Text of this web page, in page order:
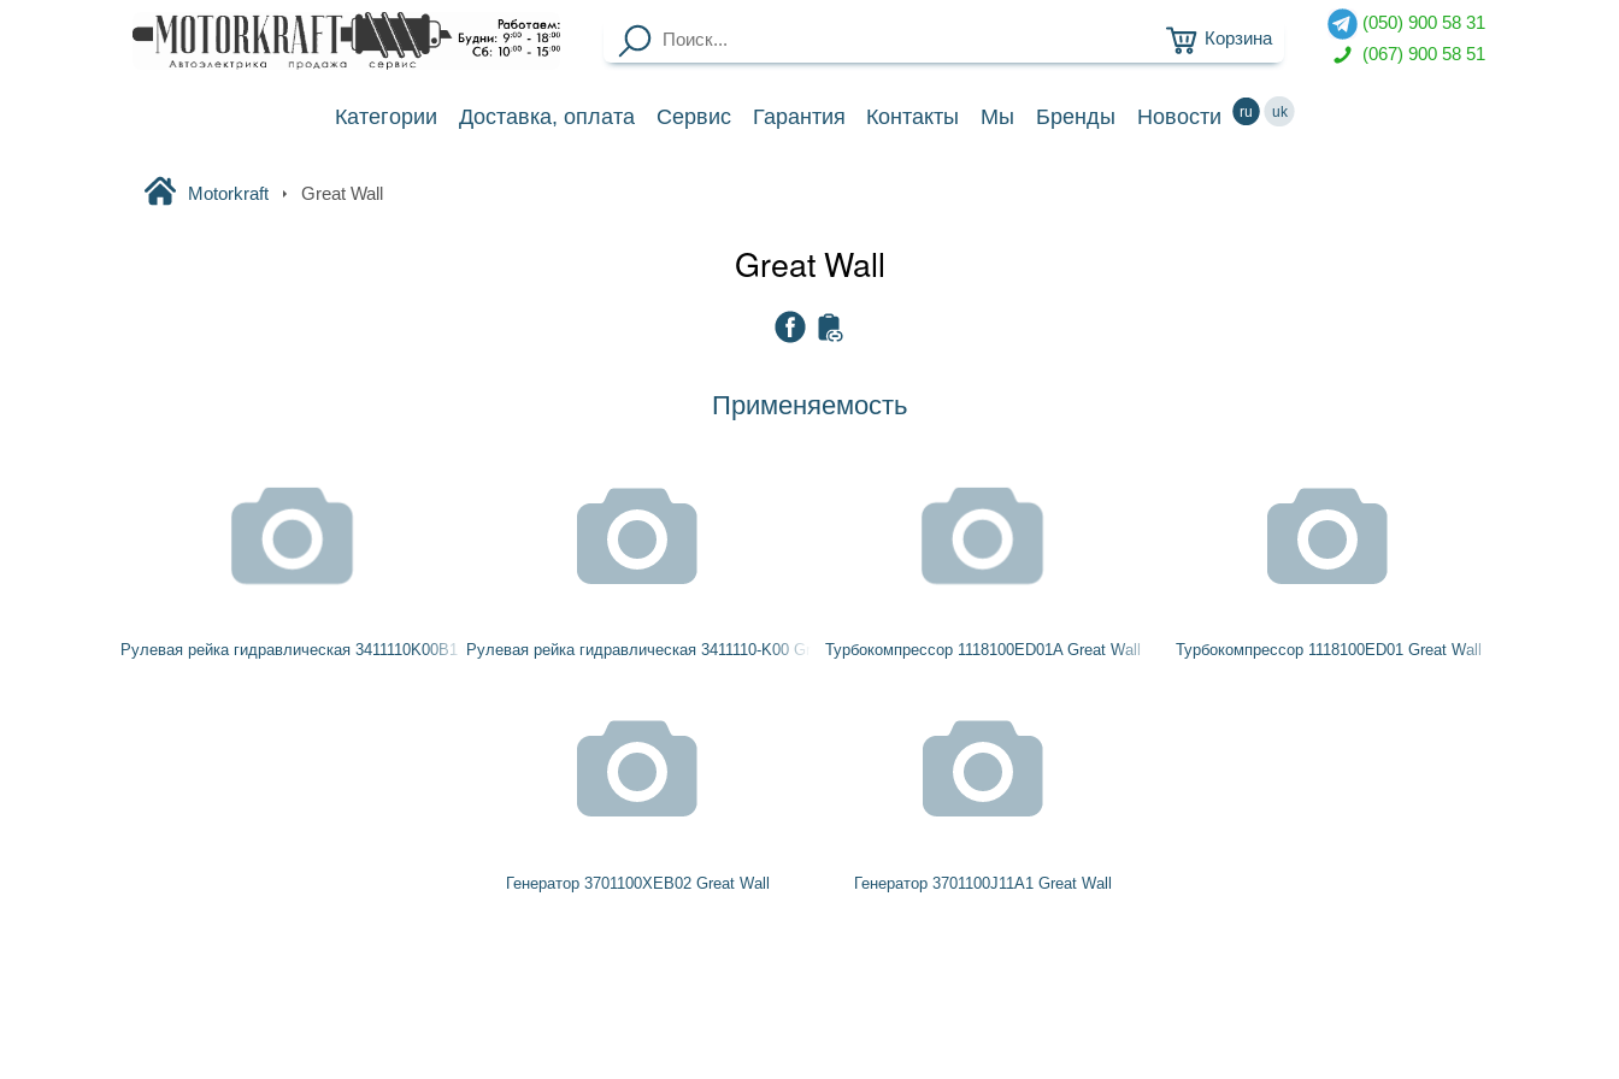
(050) 900 58 31
(067) 900 58 51
Категории Доставка, оплата Сервис Гарантия Контакты Мы Бренды Новости ru uk
Корзина
Motorkraft Great Wall
Great Wall
Применяемость
Рулевая рейка гидравлическая 3411110K00B1 Great WallРулевая рейка гидравлическая 3411110-K00 Great WallТурбокомпрессор 1118100ED01A Great Wall Турбокомпрессор 1118100ED01 Great Wall
Генератор 3701100XEB02 Great Wall Генератор 3701100J11A1 Great Wall